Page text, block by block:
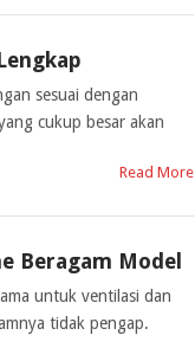
sesuai dengan
cukup besar akan
Read More
Beragam Model
untuk ventilasi dan
tidak pengap.